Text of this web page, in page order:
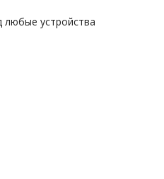
любые устройства